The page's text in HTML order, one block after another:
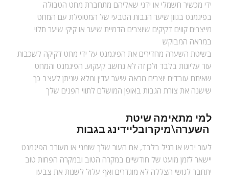
ידי מכשיר חשמלי או ידני שאליהם מתחברת מחט הטבולה
בפיגמנט בגוון שיער הגבות הטבעי של המטופלת עם המחט
מייצרים קווים דקיקים שיוצרים הדמיית שיער או קיקי שיער תלוי
במראה המבוקש
בשיטת השערה מחדירים את הפיגמנט על ידי מחט דקיקה לשכבות
עור עליונות בלבד ולכן זה לא נחשב קעקוע. הפיגמנט והמחט
שאיתם עובדים יוצרים מראה שיער עדין ומלא שניתן לעצב כך
שישנה את צורת הגבות באופן המושלם לתווי הפנים שלך
למי מתאימה שיטת
השערה\מיקרובליידינג
לעור יבש או רגיל בלבד, אם העור שלך שומני או מעורב הפיגמנט
יישאר לזמן מועט של חודשיים במקרה הטוב ובמקרה הפחות טוב
יתחבר לגושי הצללה לא מוגדרים ואף עלול לשנות את צבעו